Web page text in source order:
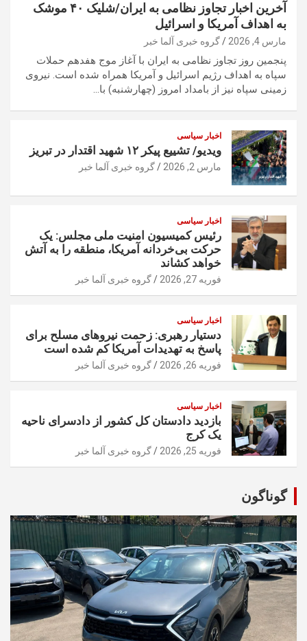
آخرین اخبار تجاوز نظامی به ایران/شلیک ۴۰ موشک
به اهداف آمریکا و اسرائیل
مارس 4, 2026 گروه خبری آلما خبر
پنجمین روز تجاوز نظامی به ایران با آغاز موج هفدهم حملات
سپاه به اهداف رژیم اسرائیل و آمریکا همراه شده است. نیروی
زمینی سپاه نیز از بامداد امروز (چهارشنبه) با…
اخبار سیاسی
ویدیو/ تشییع پیکر ۱۲ شهید اقتدار در تبریز
مارس 2, 2026 گروه خبری آلما خبر
اخبار سیاسی
رئیس کمیسیون امنیت ملی مجلس: یک
حرکت بی‌خردانه آمریکا، منطقه را به آتش
خواهد کشاند
فوریه 27, 2026 گروه خبری آلما خبر
اخبار سیاسی
دستیار رهبری: زحمت نیروهای مسلح برای
پاسخ به تهدیدات آمریکا کم شده است
فوریه 26, 2026 گروه خبری آلما خبر
اخبار سیاسی
بازدید دادستان کل کشور از دادسرای ناحیه
یک کرج
فوریه 25, 2026 گروه خبری آلما خبر
گوناگون